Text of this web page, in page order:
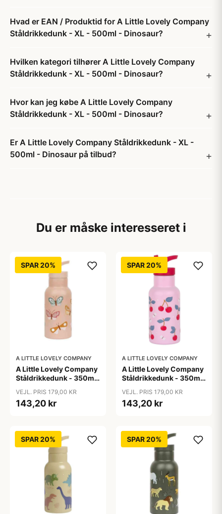
Hvad er EAN / Produktid for A Little Lovely Company
Ståldrikkedunk - XL - 500ml - Dinosaur?
Hvilken kategori tilhører A Little Lovely Company
Ståldrikkedunk - XL - 500ml - Dinosaur?
Hvor kan jeg købe A Little Lovely Company
Ståldrikkedunk - XL - 500ml - Dinosaur?
Er A Little Lovely Company Ståldrikkedunk - XL -
500ml - Dinosaur på tilbud?
Du er måske interesseret i
SPAR 20%
A LITTLE LOVELY COMPANY
A Little Lovely Company
Ståldrikkedunk - 350ml
VEJL. PRIS 179,00 KR
143,20 kr
SPAR 20%
A LITTLE LOVELY COMPANY
A Little Lovely Company
Ståldrikkedunk - 350ml
VEJL. PRIS 179,00 KR
143,20 kr
SPAR 20% SPAR 20%